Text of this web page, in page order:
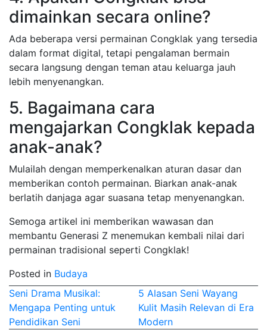
dimainkan secara online?
Ada beberapa versi permainan Congklak yang tersedia
dalam format digital, tetapi pengalaman bermain
secara langsung dengan teman atau keluarga jauh
lebih menyenangkan.
5. Bagaimana cara
mengajarkan Congklak kepada
anak-anak?
Mulailah dengan memperkenalkan aturan dasar dan
memberikan contoh permainan. Biarkan anak-anak
berlatih danjaga agar suasana tetap menyenangkan.
Semoga artikel ini memberikan wawasan dan
membantu Generasi Z menemukan kembali nilai dari
permainan tradisional seperti Congklak!
Posted in Budaya
Post
navigation
Seni Drama Musikal:
Mengapa Penting untuk
Pendidikan Seni
5 Alasan Seni Wayang
Kulit Masih Relevan di Era
Modern